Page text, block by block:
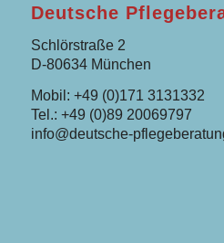
Deutsche
Schlörstraße 2
D-80634 München
Mobil: +49 (0)171 3131332
Tel.: +49 (0)89 20069797
info@deutsche-